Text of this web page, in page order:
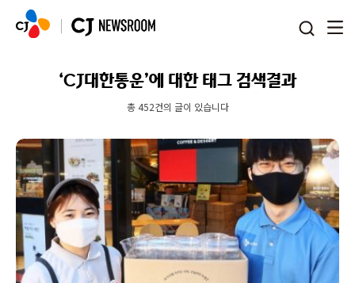
‘CJ대한통운’에 대한 태그 검색결과
총 452건의 글이 있습니다